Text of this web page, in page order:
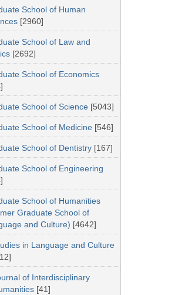
School of Human
[2960]
School of Law and
[2692]
School of Economics
School of Science [5043]
School of Medicine [546]
School of Dentistry [167]
School of Engineering
School of Humanities
Graduate School of
and Culture) [4642]
in Language and Culture
of Interdisciplinary
[41]